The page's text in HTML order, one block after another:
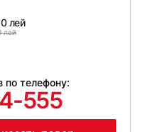
лей
лей
по телефону:
555